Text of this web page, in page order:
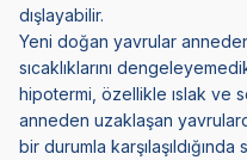
dışlayabilir.
Yeni doğan yavrular
sıcaklıklarını
hipotermi, özellikle ıslak ve
anneden uzaklaşan
bir durumla